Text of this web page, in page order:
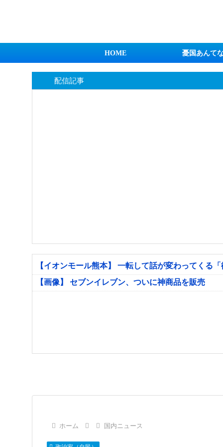
HOME 憂国あんて
配信記事
【イオンモール熊本】 一転して話が変わってくる
【画像】 セブンイレブン、ついに神商品を販売
ホーム 国内ニュース